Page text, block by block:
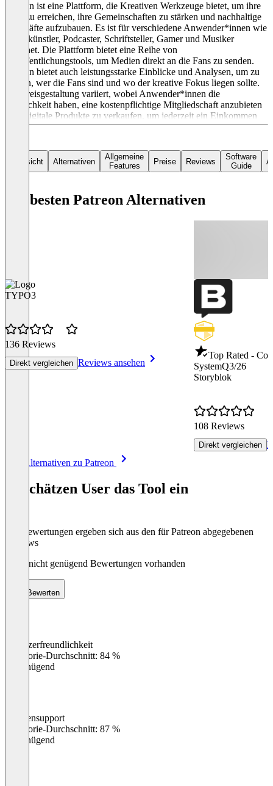
Patreon ist eine Plattform, die Kreativen Werkzeuge bietet, um ihre
Fans zu erreichen, ihre Gemeinschaften zu stärken und nachhaltige
Geschäfte aufzubauen. Es ist für verschiedene Anwender*innen wie
Videokünstler, Podcaster, Schriftsteller, Gamer und Musiker
geeignet. Die Plattform bietet eine Reihe von
Veröffentlichungstools, um Medien direkt an die Fans zu senden.
Patreon bietet auch leistungsstarke Einblicke und Analysen, um zu
wissen, wer die Fans sind und wo der kreative Fokus liegen sollte.
Die Preisgestaltung variiert, wobei Anwender*innen die
Möglichkeit haben, eine kostenpflichtige Mitgliedschaft anzubieten
oder digitale Produkte zu verkaufen, um jederzeit ein Einkommen
direkt von ihren Fans zu erzielen.
Übersicht Alternativen
Allgemeine
Features
Preise Reviews
Software
Guide
Die besten Patreon Alternativen
TYPO3
136 Reviews
Direkt vergleichen Reviews ansehen
Top Rated -
SystemQ3/26
Storyblok
108 Reviews
Direkt vergleichen
Alle Alternativen zu Patreon
So schätzen User das Tool ein
Die Bewertungen ergeben sich aus den für Patreon abgegebenen
Reviews
Noch nicht genügend Bewertungen vorhanden
Bewerten
Benutzerfreundlichkeit
Kategorie-Durchschnitt: 84 %
Ungenügend
Kundensupport
Kategorie-Durchschnitt: 87 %
Ungenügend